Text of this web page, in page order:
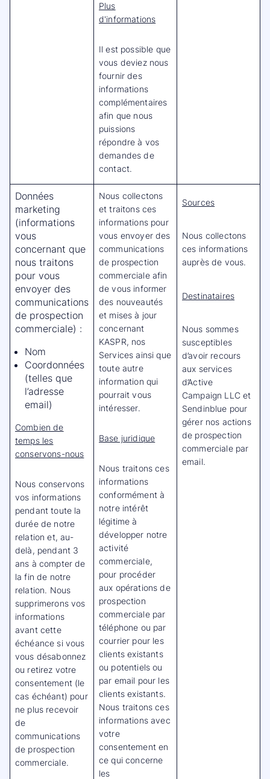
Plus
d'informations
Il est possible que
vous deviez nous
fournir des
informations
complémentaires
afin que nous
puissions
répondre à vos
demandes de
contact.
Données
marketing
(informations
vous
concernant que
nous traitons
pour vous
envoyer des
communications
de prospection
commerciale) :
Nom
Coordonnées
(telles que
l’adresse
email)
Combien de
temps les
conservons-nous
Nous conservons
vos informations
pendant toute la
durée de notre
relation et, au-
delà, pendant 3
ans à compter de
la fin de notre
relation. Nous
supprimerons vos
informations
avant cette
échéance si vous
vous désabonnez
ou retirez votre
consentement (le
cas échéant) pour
ne plus recevoir
de
communications
de prospection
commerciale.
Nous collectons
et traitons ces
informations pour
vous envoyer des
communications
de prospection
commerciale afin
de vous informer
des nouveautés
et mises à jour
concernant
KASPR, nos
Services ainsi que
toute autre
information qui
pourrait vous
intéresser.
Base juridique
Nous traitons ces
informations
conformément à
notre intérêt
légitime à
développer notre
activité
commerciale,
pour procéder
aux opérations de
prospection
commerciale par
téléphone ou par
courrier pour les
clients existants
ou potentiels ou
par email pour les
clients existants.
Nous traitons ces
informations avec
votre
consentement en
ce qui concerne
les
Sources
Nous collectons
ces informations
auprès de vous.
Destinataires
Nous sommes
susceptibles
d’avoir recours
aux services
d’Active
Campaign LLC et
Sendinblue pour
gérer nos actions
de prospection
commerciale par
email.